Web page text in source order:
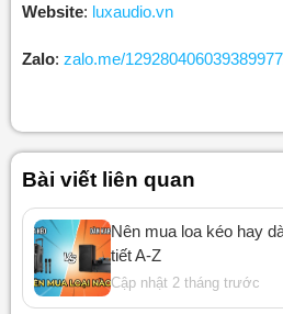
Website: luxaudio.vn
Zalo: zalo.me/
Bài viết liên quan
Nên mua loa kéo hay
tiết A-Z
Cập nhật 2 tháng trước